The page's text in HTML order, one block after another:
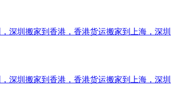
深圳搬家到香港，香港货运搬家到上海，深圳
深圳搬家到香港，香港货运搬家到上海，深圳